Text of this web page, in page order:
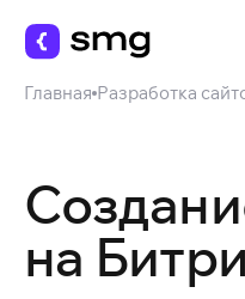
Главная Разработка
на